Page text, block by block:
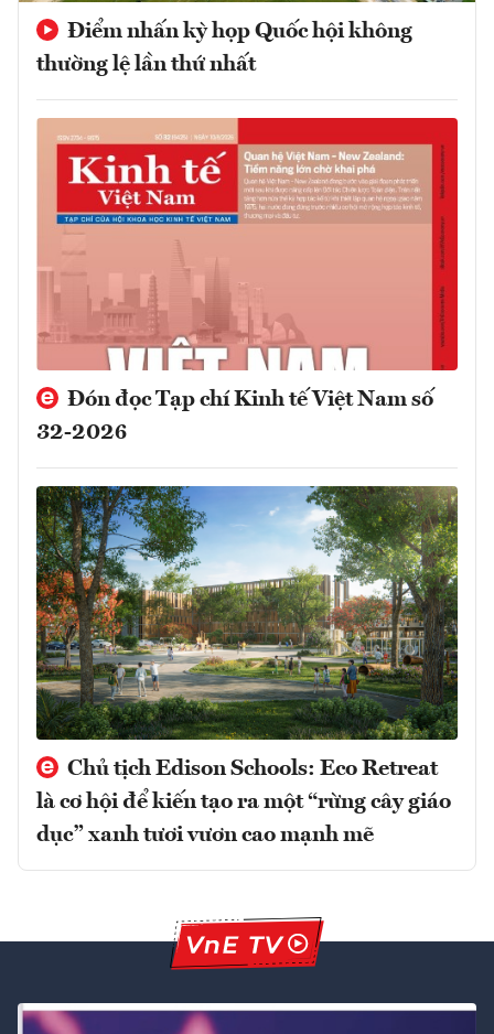
Điểm nhấn kỳ họp Quốc hội không
thường lệ lần thứ nhất
Đón đọc Tạp chí Kinh tế Việt Nam số
32-2026
Chủ tịch Edison Schools: Eco Retreat
là cơ hội để kiến tạo ra một “rừng cây giáo
dục” xanh tươi vươn cao mạnh mẽ